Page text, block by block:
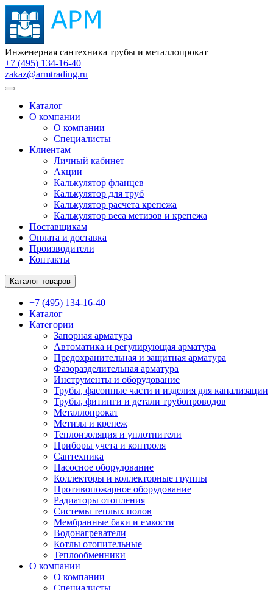
Инженерная сантехника трубы и металлопрокат
+7 (495) 134-16-40
zakaz@armtrading.ru
Каталог
О компании
О компании
Специалисты
Клиентам
Личный кабинет
Акции
Калькулятор фланцев
Калькулятор для труб
Калькулятор расчета крепежа
Калькулятор веса метизов и крепежа
Поставщикам
Оплата и доставка
Производители
Контакты
Каталог товаров
+7 (495) 134-16-40
Каталог
Категории
Запорная арматура
Автоматика и регулирующая арматура
Предохранительная и защитная арматура
Фазоразделительная арматура
Инструменты и оборудование
Трубы, фасонные части и изделия для канализации
Трубы, фитинги и детали трубопроводов
Металлопрокат
Метизы и крепеж
Теплоизоляция и уплотнители
Приборы учета и контроля
Сантехника
Насосное оборудование
Коллекторы и коллекторные группы
Противопожарное оборудование
Радиаторы отопления
Системы теплых полов
Мембранные баки и емкости
Водонагреватели
Котлы отопительные
Теплообменники
О компании
О компании
Специалисты